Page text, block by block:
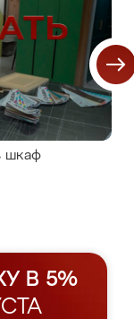
шкаф
В 5%